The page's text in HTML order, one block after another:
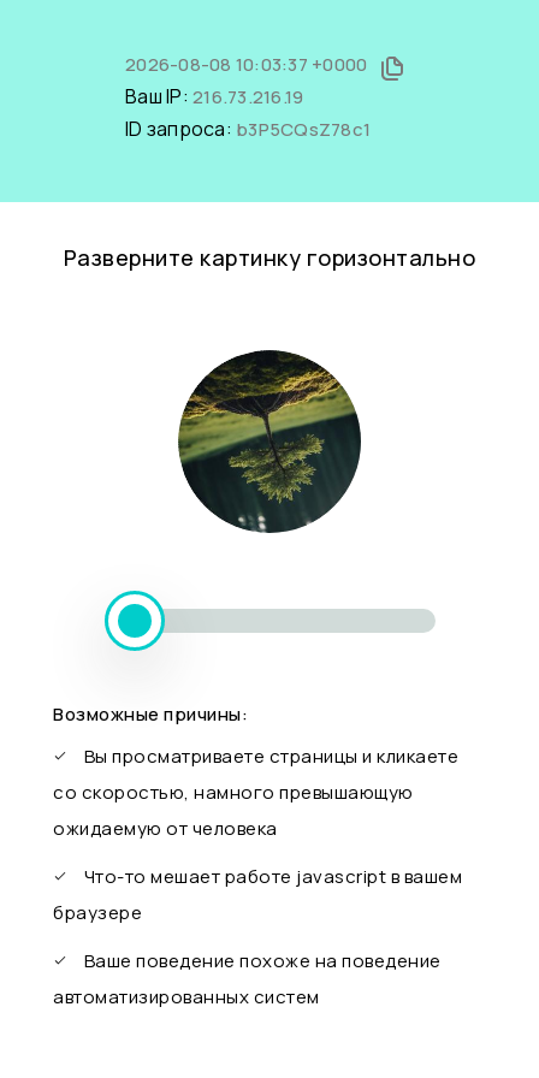
2026-08-08 10:03:37 +0000
Ваш IP: 216.73.216.19
ID запроса: b3P5CQsZ78c1
Разверните картинку горизонтально
Возможные причины:
Вы просматриваете страницы и кликаете
со скоростью, намного превышающую
ожидаемую от человека
Что-то мешает работе javascript в вашем
браузере
Ваше поведение похоже на поведение
автоматизированных систем